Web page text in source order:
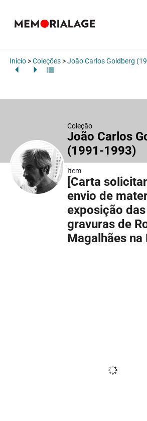
Início>Coleções>João Carlos Goldberg
Coleção
João Carlos
(1991-1993)
Item
[Carta
envio de
exposição das
gravuras de
Magalhães na